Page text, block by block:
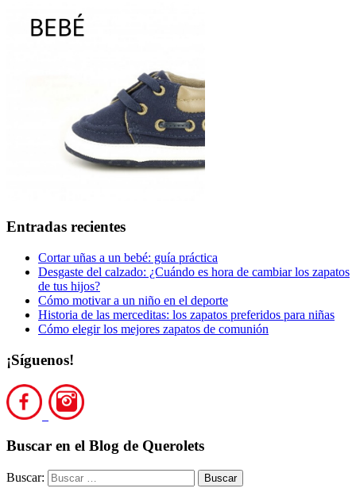
Entradas recientes
Cortar uñas a un bebé: guía práctica
Desgaste del calzado: ¿Cuándo es hora de cambiar los zapatos
de tus hijos?
Cómo motivar a un niño en el deporte
Historia de las merceditas: los zapatos preferidos para niñas
Cómo elegir los mejores zapatos de comunión
¡Síguenos!
Buscar en el Blog de Querolets
Buscar: